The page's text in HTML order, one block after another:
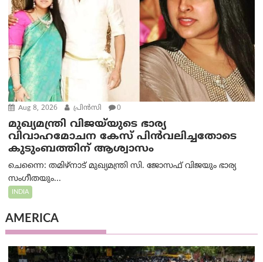
Aug 8, 2026 പ്രിന്‍സി 0
മുഖ്യമന്ത്രി വിജയ്‌യുടെ ഭാര്യ
വിവാഹമോചന കേസ് പിൻവലിച്ചതോടെ
കുടുംബത്തിന് ആശ്വാസം
ചെന്നൈ: തമിഴ്‌നാട് മുഖ്യമന്ത്രി സി. ജോസഫ് വിജയും ഭാര്യ
സംഗീതയും...
INDIA
AMERICA